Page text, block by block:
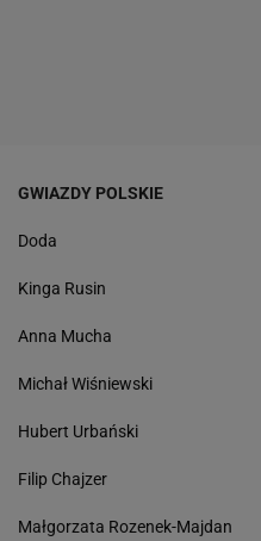
GWIAZDY POLSKIE
Doda
Kinga Rusin
Anna Mucha
Michał Wiśniewski
Hubert Urbański
Filip Chajzer
Małgorzata Rozenek-Majdan